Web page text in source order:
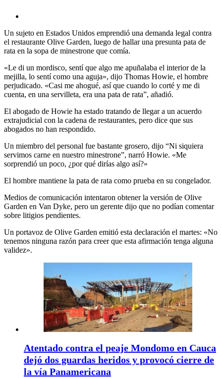
Un sujeto en Estados Unidos emprendió una demanda legal contra
el restaurante Olive Garden, luego de hallar una presunta pata de
rata en la sopa de minestrone que comía.
«Le di un mordisco, sentí que algo me apuñalaba el interior de la
mejilla, lo sentí como una aguja», dijo Thomas Howie, el hombre
perjudicado. «Casi me ahogué, así que cuando lo corté y me di
cuenta, en una servilleta, era una pata de rata”, añadió.
El abogado de Howie ha estado tratando de llegar a un acuerdo
extrajudicial con la cadena de restaurantes, pero dice que sus
abogados no han respondido.
Un miembro del personal fue bastante grosero, dijo “Ni siquiera
servimos carne en nuestro minestrone”, narró Howie. «Me
sorprendió un poco, ¿por qué dirías algo así?»
El hombre mantiene la pata de rata como prueba en su congelador.
Medios de comunicación intentaron obtener la versión de Olive
Garden en Van Dyke, pero un gerente dijo que no podían comentar
sobre litigios pendientes.
Un portavoz de Olive Garden emitió esta declaración el martes: «No
tenemos ninguna razón para creer que esta afirmación tenga alguna
validez».
Atentado contra el peaje Mondomo en Cauca
dejó dos guardas heridos y provocó cierre de
la vía Panamericana